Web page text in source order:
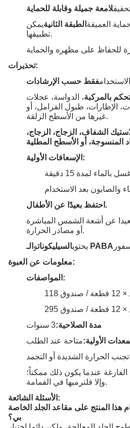
لامعة جميلة وقابلة للحماية
العميقةالطبقة الثانيةيمكن
تطبيقها.
تحذيرات:
الاستخدامفقط حسب الإرشادات
بالمركبة، الدواسة، عجلات
الإطارات، طبول الفرامل، أو
غيرها من الأسطح الزلقة.
الشفاف، الزجاج، الزجاج،
المنسوجة، أو الأسطح المطلية
الإسعافات الأولية:
احتفظ بعيدًا عن الأطفال.
عن أشعة الشمس المباشرة
أو مصادر الحرارة.
يحتويالسيليكوناتو الـ PABA
معلومات عن العبوة:
المواصفات:
/ صندوق
/ صندوق
مدة الصلاحية:3 سنوات
الأولية:متاحة عند الطلب
الفارغة عندما يكون ذلك ممكناً؛
وإلا فلترميها في القمامة.
الأسئلة الشائعة:
هذا المنتج على مقاعد الجلد الخاصة
بي؟